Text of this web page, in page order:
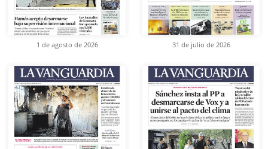
1 de agosto de 2026 31 de julio de 2026